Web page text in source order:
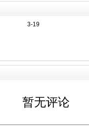
3-19
暂无评论